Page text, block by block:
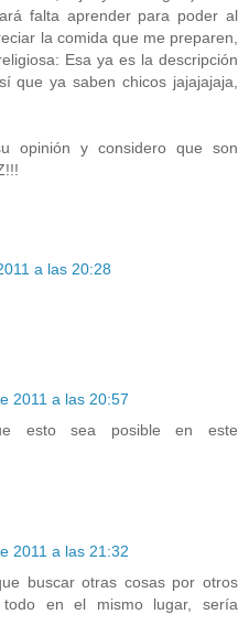
falta aprender para poder al
la comida que me preparen,
Esa ya es la descripción
que ya saben chicos jajajajaja,
opinión y considero que son
a las 20:28
2011 a las 20:57
esto sea posible en este
2011 a las 21:32
buscar otras cosas por otros
en el mismo lugar, sería